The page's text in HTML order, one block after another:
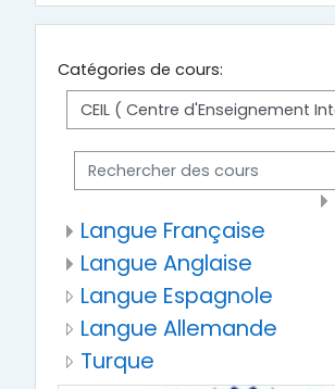
Catégories de cours:
Rechercher des cours
Langue Française
Langue Anglaise
Langue Espagnole
Langue Allemande
Turque